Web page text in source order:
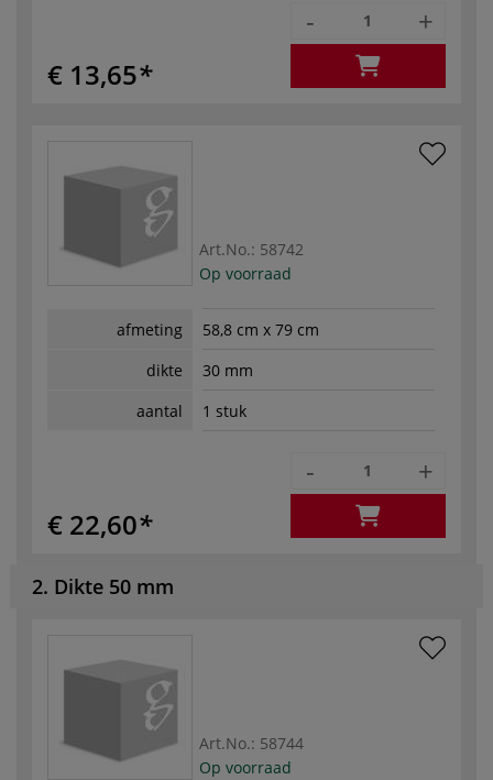
€ 13,65
- +
Art.No.: 58742
Op voorraad
afmeting
58,8 cm x 79 cm
dikte
30 mm
aantal
1 stuk
€ 22,60
- +
2. Dikte 50 mm
Art.No.: 58744
Op voorraad